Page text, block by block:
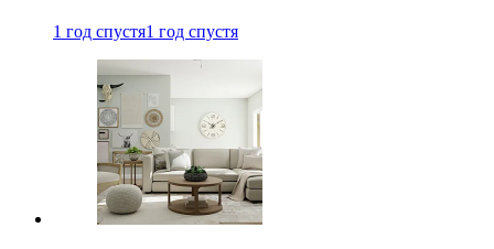
1 год спустя1 год спустя